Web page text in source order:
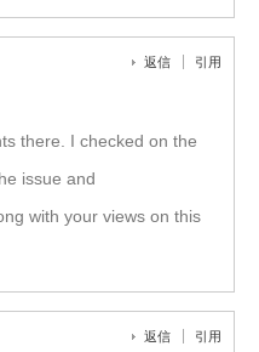
返信 引用
there. I checked on the
issue and
with your views on this
返信 引用